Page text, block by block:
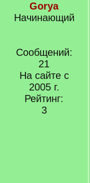
Gorya
Начинающий
Сообщений:
21
На сайте с
2005 г.
Рейтинг:
3